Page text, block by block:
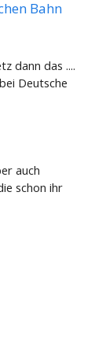
Bahn
dann das ....
Deutsche
auch
schon ihr